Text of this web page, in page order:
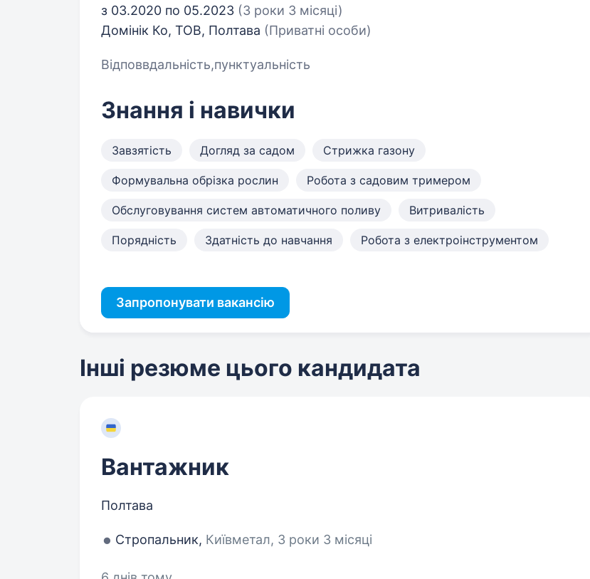
з 03.2020 по 05.2023 (3 роки 3 місяці)
Домінік Ко, ТОВ, Полтава (Приватні особи)
Відповвдальність,пунктуальність
Знання і навички
Завзятість Догляд за садом Стрижка газону
Формувальна обрізка рослин Робота з садовим тримером
Обслуговування систем автоматичного поливу Витривалість
Порядність Здатність до навчання Робота з електроінструментом
Запропонувати вакансію
Інші резюме цього кандидата
Вантажник
Полтава
Стропальник, Київметал, 3 роки 3 місяці